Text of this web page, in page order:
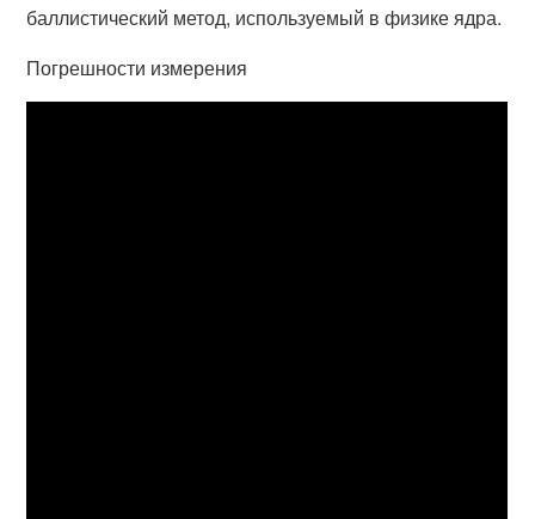
баллистический метод, используемый в физике ядра.
Погрешности измерения